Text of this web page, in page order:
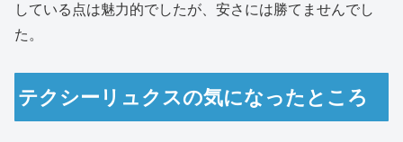
している点は魅力的でしたが、安さには勝てませんでし
た。
テクシーリュクスの気になったところ